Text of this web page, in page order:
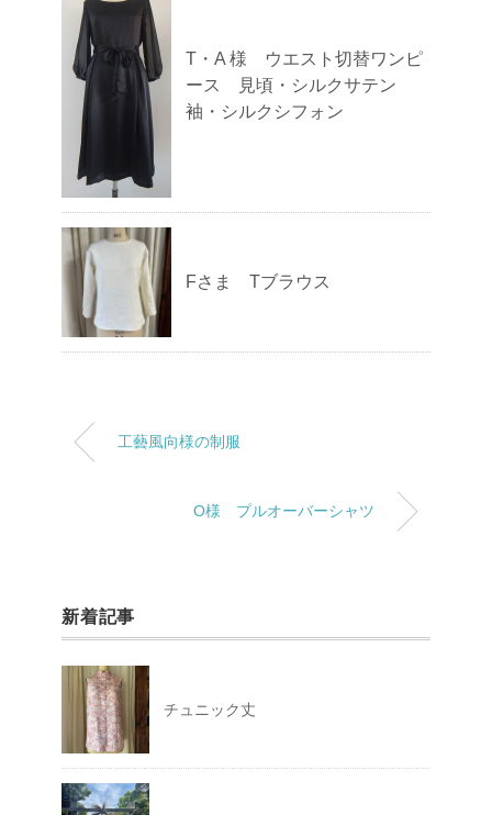
T・A 様 ウエスト切替ワンピ
ース 見頃・シルクサテン
袖・シルクシフォン
Fさま Tブラウス
工藝風向様の制服
O様 プルオーバーシャツ
新着記事
チュニック丈